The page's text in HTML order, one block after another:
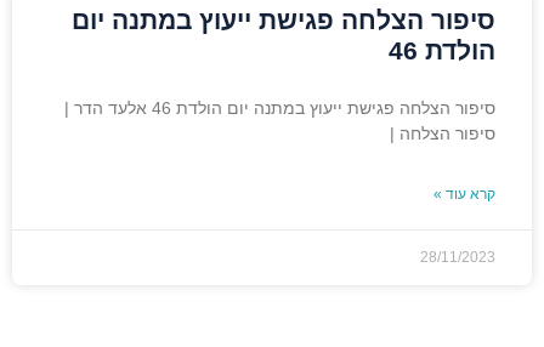
סיפור הצלחה פגישת ייעוץ במתנה יום
הולדת 46
סיפור הצלחה פגישת ייעוץ במתנה יום הולדת 46 אלעד הדר |
סיפור הצלחה |
קרא עוד »
28/11/2023